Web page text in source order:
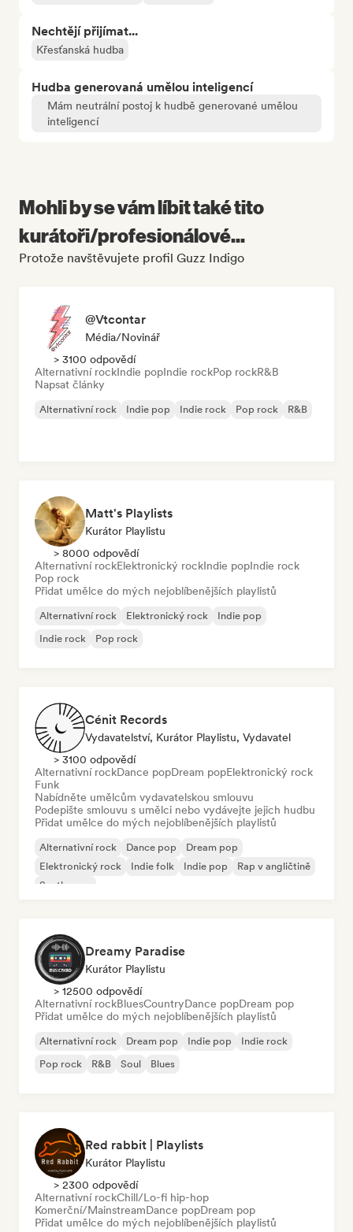
Nechtějí přijímat...
Křesťanská hudba
Hudba generovaná umělou inteligencí
Mám neutrální postoj k hudbě generované umělou
inteligencí
Mohli by se vám líbit také tito
kurátoři/profesionálové...
Protože navštěvujete profil Guzz Indigo
@Vtcontar
Média/novinář
> 3100 odpovědí
Alternativní rockIndie popIndie rockPop rockR&B
Napsat články
Alternativní rock Indie pop Indie rock Pop rock R&B
Matt's Playlists
Kurátor Playlistu
> 8000 odpovědí
Alternativní rockElektronický rockIndie popIndie rock
Pop rock
Přidat umělce do mých nejoblíbenějších playlistů
Alternativní rock Elektronický rock
Indie pop
Indie rock
Pop rock
Cénit Records
Vydavatelství, Kurátor Playlistu, Vydavatel
> 3100 odpovědí
Alternativní rockDance popDream popElektronický rock
Funk
Nabídněte umělcům vydavatelskou smlouvu
Podepište smlouvu s umělci nebo vydávejte jejich hudbu
Přidat umělce do mých nejoblíbenějších playlistů
Alternativní rock Dance pop
Dream pop
Elektronický rock
Indie folk Indie pop
Rap v angličtině
Synthwave
Dreamy Paradise
Kurátor Playlistu
> 12500 odpovědí
Alternativní rockBluesCountryDance popDream pop
Přidat umělce do mých nejoblíbenějších playlistů
Alternativní rock Dream pop Indie pop
Indie rock
Pop rock
R&B Soul Blues
Red rabbit | Playlists
Kurátor Playlistu
> 2300 odpovědí
Alternativní rockChill/Lo-fi hip-hop
Komerční/MainstreamDance popDream pop
Přidat umělce do mých nejoblíbenějších playlistů